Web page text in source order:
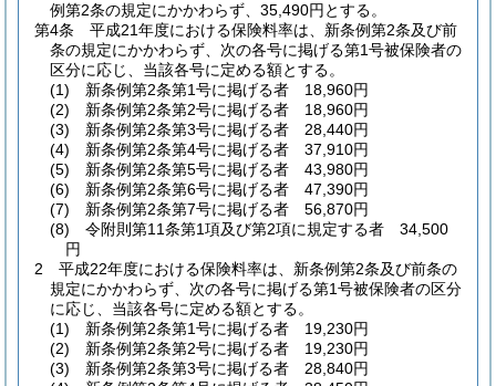
例第2条の規定にかかわらず、35,490円とする。
第4条
平成21年度における保険料率は、新条例第2条及び前
条の規定にかかわらず、次の各号に掲げる第1号被保険者の
区分に応じ、当該各号に定める額とする。
(1)
新条例第2条第1号に掲げる者 18,960円
(2)
新条例第2条第2号に掲げる者 18,960円
(3)
新条例第2条第3号に掲げる者 28,440円
(4)
新条例第2条第4号に掲げる者 37,910円
(5)
新条例第2条第5号に掲げる者 43,980円
(6)
新条例第2条第6号に掲げる者 47,390円
(7)
新条例第2条第7号に掲げる者 56,870円
(8)
令附則第11条第1項及び第2項に規定する者 34,500
円
2
平成22年度における保険料率は、新条例第2条及び前条の
規定にかかわらず、次の各号に掲げる第1号被保険者の区分
に応じ、当該各号に定める額とする。
(1)
新条例第2条第1号に掲げる者 19,230円
(2)
新条例第2条第2号に掲げる者 19,230円
(3)
新条例第2条第3号に掲げる者 28,840円